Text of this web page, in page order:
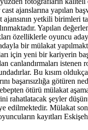
ajanslarına yapılan
ajansının yetkili birimleri
Yapılan
özelliklerle oyuncu
bir mülakat
için yeni bir kariyerin
canlandırmaları istenen
Bu kısım
başarısızlığa götüren
ötürü mülakat
rahatlatacak şeyler
edilmektedir. Mülakat
kayıtları